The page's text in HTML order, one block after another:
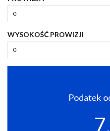
WYSOKOŚĆ PROWIZJI
Podatek